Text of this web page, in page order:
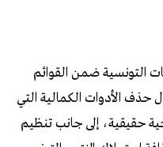
التونسية ضمن القوائم
حذف الأدوات الكمالية التي
حقيقية، إلى جانب تنظيم